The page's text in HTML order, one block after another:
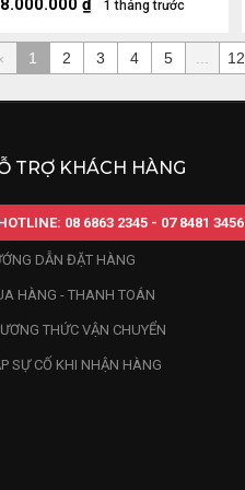
1 tháng trước
8.000.000 ₫
1 2 3 4 5 12
TRỢ KHÁCH HÀNG
08 6863 2345 - 07 8481 3456
DẪN ĐẶT HÀNG
HÀNG - THANH TOÁN
THỨC VẬN CHUYỂN
SỰ CỐ KHI NHẬN HÀNG